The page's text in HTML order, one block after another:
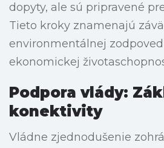
dopyty, ale sú pripravené
Tieto kroky znamenajú
environmentálnej
ekonomickej
Podpora vlády:
konektivity
Vládne zjednodušenie